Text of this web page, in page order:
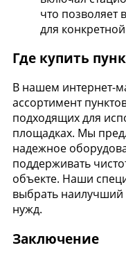
что
для
Где купить
В нашем интернет-
ассортимент
подходящих для
площадках. Мы
надежное
поддерживать
объекте. Наши
выбрать наилучший
нужд.
Заключение